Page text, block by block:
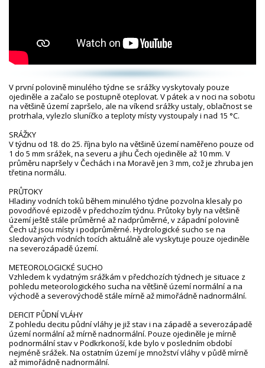
V první polovině minulého týdne se srážky vyskytovaly pouze
ojediněle a začalo se postupně oteplovat. V pátek a v noci na sobotu
na většině území zapršelo, ale na víkend srážky ustaly, oblačnost se
protrhala, vylezlo sluníčko a teploty místy vystoupaly i nad 15 °C.
SRÁŽKY
V týdnu od 18. do 25. října bylo na většině území naměřeno pouze od
1 do 5 mm srážek, na severu a jihu Čech ojediněle až 10 mm. V
průměru napršely v Čechách i na Moravě jen 3 mm, což je zhruba jen
třetina normálu.
PRŮTOKY
Hladiny vodních toků během minulého týdne pozvolna klesaly po
povodňové epizodě v předchozím týdnu. Průtoky byly na většině
území ještě stále průměrné až nadprůměrné, v západní polovině
Čech už jsou místy i podprůměrné. Hydrologické sucho se na
sledovaných vodních tocích aktuálně ale vyskytuje pouze ojediněle
na severozápadě území.
METEOROLOGICKÉ SUCHO
Vzhledem k vydatným srážkám v předchozích týdnech je situace z
pohledu meteorologického sucha na většině území normální a na
východě a severovýchodě stále mírně až mimořádně nadnormální.
DEFICIT PŮDNÍ VLÁHY
Z pohledu deficitu půdní vláhy je již stav i na západě a severozápadě
území normální až mírně nadnormální. Pouze ojediněle je mírně
podnormální stav v Podkrkonoší, kde bylo v posledním období
nejméně srážek. Na ostatním území je množství vláhy v půdě mírně
až mimořádně nadnormální.